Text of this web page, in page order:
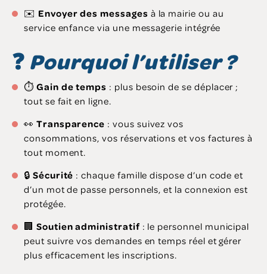
✉️ Envoyer des messages à la mairie ou au
service enfance via une messagerie intégrée
❓ Pourquoi l’utiliser ?
⏱️ Gain de temps : plus besoin de se déplacer ;
tout se fait en ligne.
👀 Transparence : vous suivez vos
consommations, vos réservations et vos factures à
tout moment.
🔒 Sécurité : chaque famille dispose d’un code et
d’un mot de passe personnels, et la connexion est
protégée.
🏢 Soutien administratif: le personnel municipal
peut suivre vos demandes en temps réel et gérer
plus efficacement les inscriptions.